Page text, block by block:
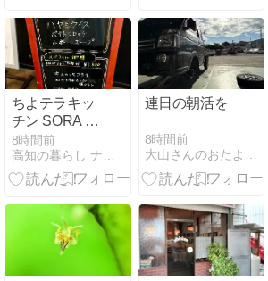
ちよテラキッ
チン SORA ラ
ンチ
8時間前
高知の暮らし ナチュラル生活
連日の朝活を
8時間前
大山さんのおたより。